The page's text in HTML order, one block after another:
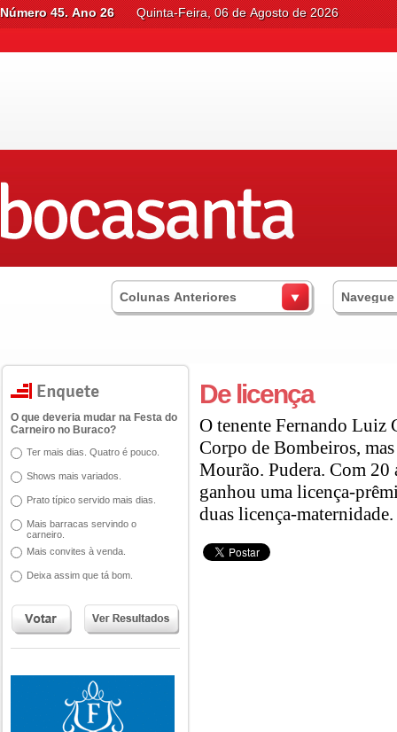
Número 45. Ano 26 Quinta-Feira, 06 de Agosto de 2026
Colunas Anteriores
O que deveria mudar na Festa do
Carneiro no Buraco?
Ter mais dias. Quatro é pouco.
Shows mais variados.
Prato típico servido mais dias.
Mais barracas servindo o
carneiro.
Mais convites à venda.
Deixa assim que tá bom.
De licença
O tenente Fernando Luiz
Corpo de Bombeiros,
Mourão. Pudera. Com 20
ganhou uma licença-
duas licença-